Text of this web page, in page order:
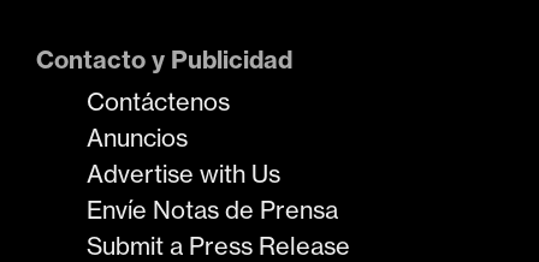
Contacto y Publicidad
Contáctenos
Anuncios
Advertise with Us
Envíe Notas de Prensa
Submit a Press Release